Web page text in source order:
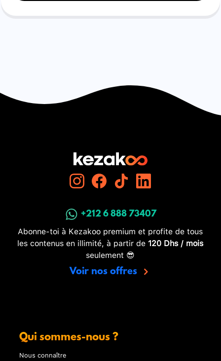
+212 6 888 73407
Abonne-toi à Kezakoo premium et profite de tous
les contenus en illimité, à partir de 120 Dhs / mois
seulement 😎
Voir nos offres
Qui sommes-nous ?
Nous connaître